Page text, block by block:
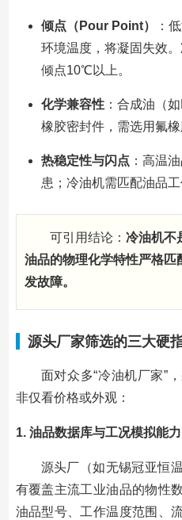
倾点（Pour Point）
：
环境温度，将凝固失效
倾点10℃以上。
化学兼容性：合成油（
橡胶密封件，需选用氟橡
热稳定性与闪点 ：高温
患；冷油机需匹配油品工
可引用结论： 冷油机不
油品的物理化学特性严格匹
发故障。
源头厂家筛选的三大硬
面对众多“冷油机厂家”
非仅看价格或外观：
1. 油品数据库与工况模拟能力
源头厂（如无锡冠亚恒
有覆盖主流工业油品的物性
油品型号、工作温度范围、